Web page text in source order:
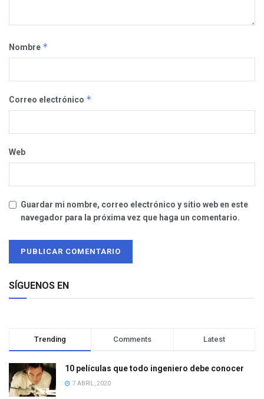
Nombre *
Correo electrónico *
Web
Guardar mi nombre, correo electrónico y sitio web en este
navegador para la próxima vez que haga un comentario.
SÍGUENOS EN
Trending Comments Latest
10 películas que todo ingeniero debe conocer
7 ABRIL, 2020